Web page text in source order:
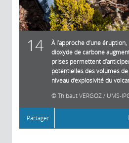
14
À l’approche d’une
dioxyde de carbone
prises permettent
potentielles des volumes
niveau d’explosivité du
Thibaut VERGOZ / UMS-
Partager